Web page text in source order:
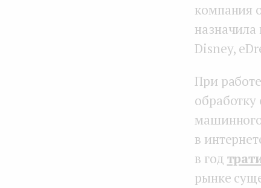
компания
Disney,
При
обработку
в
в год
рынке